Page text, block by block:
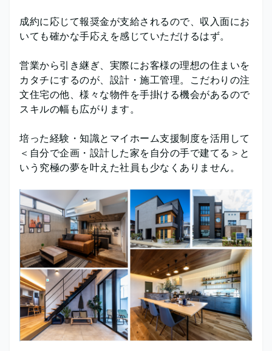
成約に応じて報奨金が支給されるので、収入面にお
いても確かな手応えを感じていただけるはず。
営業から引き継ぎ、実際にお客様の理想の住まいを
カタチにするのが、設計・施工管理。こだわりの注
文住宅の他、様々な物件を手掛ける機会があるので
スキルの幅も広がります。
培った経験・知識とマイホーム支援制度を活用して
＜自分で企画・設計した家を自分の手で建てる＞と
いう究極の夢を叶えた社員も少なくありません。